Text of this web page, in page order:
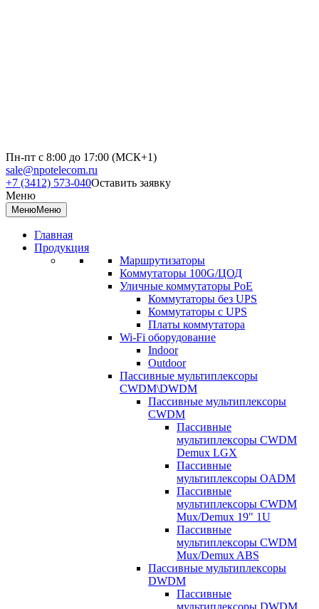
Пн-пт с 8:00 до 17:00 (МСК+1)
sale@npotelecom.ru
+7 (3412) 573-040Оставить заявку
Меню
МенюМеню
Главная
Продукция
Маршрутизаторы
Коммутаторы 100G/ЦОД
Уличные коммутаторы PoE
Коммутаторы без UPS
Коммутаторы с UPS
Платы коммутатора
Wi-Fi оборудование
Indoor
Outdoor
Пассивные мультиплексоры
CWDM\DWDM
Пассивные мультиплексоры
CWDM
Пассивные
мультиплексоры CWDM
Demux LGX
Пассивные
мультиплексоры OADM
Пассивные
мультиплексоры CWDM
Mux/Demux 19" 1U
Пассивные
мультиплексоры CWDM
Mux/Demux ABS
Пассивные мультиплексоры
DWDM
Пассивные
мультиплексоры DWDM